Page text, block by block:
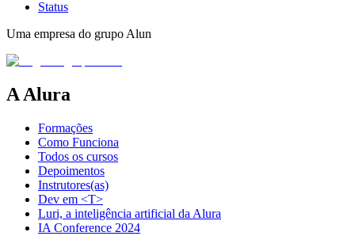
Status
Uma empresa do grupo Alun
A Alura
Formações
Como Funciona
Todos os cursos
Depoimentos
Instrutores(as)
Dev em <T>
Luri, a inteligência artificial da Alura
IA Conference 2024